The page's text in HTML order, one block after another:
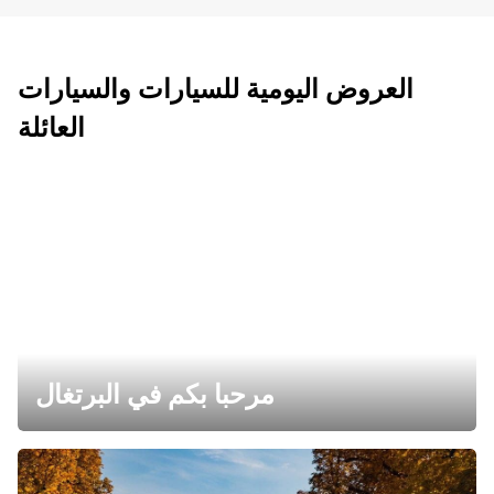
العروض اليومية للسيارات والسيارات
العائلة
مرحبا بكم في البرتغال